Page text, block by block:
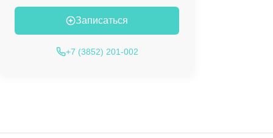
Записаться
+7 (3852) 201-002